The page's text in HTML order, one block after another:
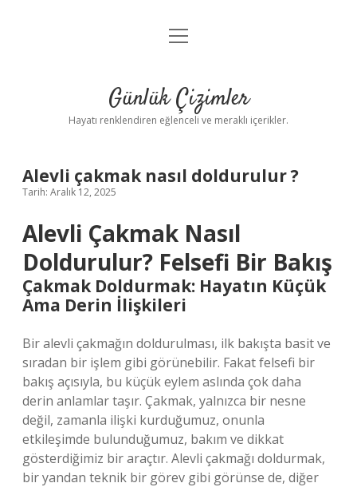
Anasayfa
Yasal Uyarı
menüyü
Günlük Çizimler
Hayatı renklendiren eğlenceli ve meraklı içerikler.
Alevli çakmak nasıl doldurulur ?
Tarih: Aralık 12, 2025
Alevli Çakmak Nasıl
Doldurulur? Felsefi Bir Bakış
Çakmak Doldurmak: Hayatın Küçük
Ama Derin İlişkileri
Bir alevli çakmağın doldurulması, ilk bakışta basit ve
sıradan bir işlem gibi görünebilir. Fakat felsefi bir
bakış açısıyla, bu küçük eylem aslında çok daha
derin anlamlar taşır. Çakmak, yalnızca bir nesne
değil, zamanla ilişki kurduğumuz, onunla
etkileşimde bulunduğumuz, bakım ve dikkat
gösterdiğimiz bir araçtır. Alevli çakmağı doldurmak,
bir yandan teknik bir görev gibi görünse de, diğer